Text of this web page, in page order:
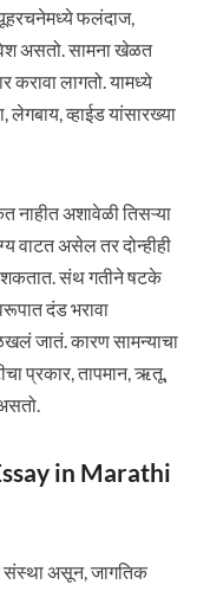
फलंदाज,
असतो. सामना खेळत
करावा लागतो. यामध्ये
व्हाईड यांसारख्या
नाहीत अशावेळी तिसऱ्या
वाटत असेल तर दोन्हीही
संथ गतीने षटके
दंड भरावा
जातं. कारण सामन्याचा
प्रकार, तापमान, ऋतू,
in Marathi
संस्था असून, जागतिक